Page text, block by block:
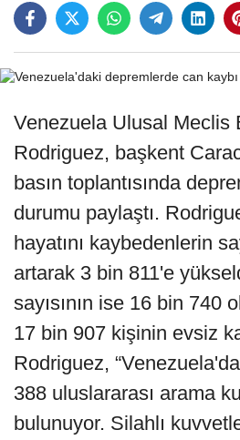
Venezuela Ulusal Meclis
Rodriguez, başkent
basın toplantısında
durumu paylaştı.
hayatını kaybedenlerin
artarak 3 bin 811'e
sayısının ise 16 bin 740
17 bin 907 kişinin evsiz
Rodriguez,
388 uluslararası arama
bulunuyor. Silahlı